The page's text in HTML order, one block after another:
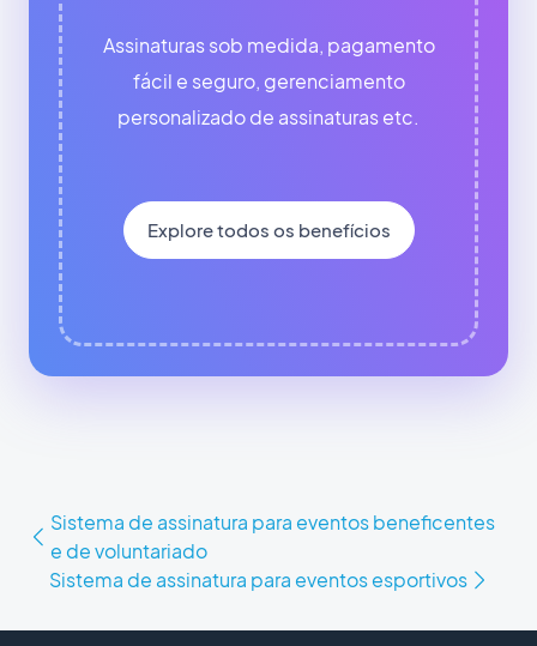
Assinaturas sob medida, pagamento
fácil e seguro, gerenciamento
personalizado de assinaturas etc.
Explore todos os benefícios
Sistema de assinatura para eventos beneficentes
e de voluntariado
Sistema de assinatura para eventos esportivos